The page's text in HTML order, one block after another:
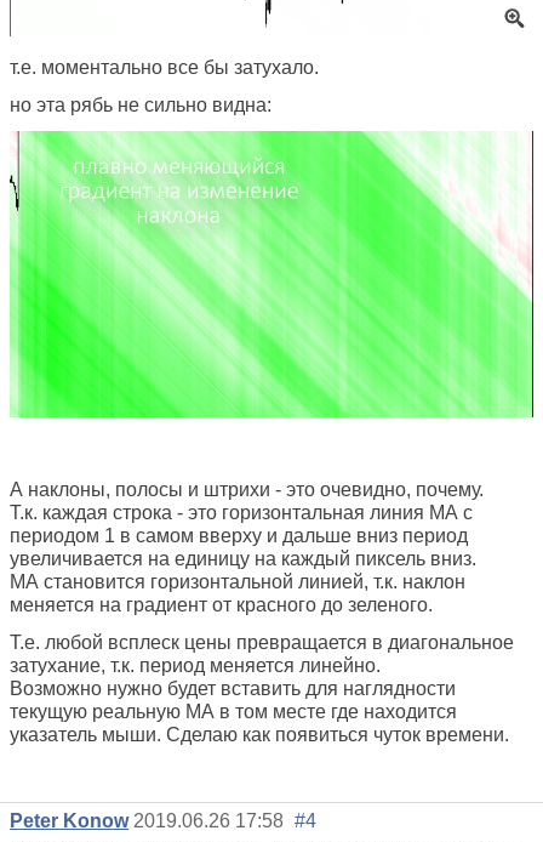
т.е. моментально все бы затухало.
но эта рябь не сильно видна:
А наклоны, полосы и штрихи - это очевидно, почему.
Т.к. каждая строка - это горизонтальная линия МА с
периодом 1 в самом вверху и дальше вниз период
увеличивается на единицу на каждый пиксель вниз.
МА становится горизонтальной линией, т.к. наклон
меняется на градиент от красного до зеленого.
Т.е. любой всплеск цены превращается в диагональное
затухание, т.к. период меняется линейно.
Возможно нужно будет вставить для наглядности
текущую реальную МА в том месте где находится
указатель мыши. Сделаю как появиться чуток времени.
Реter Konow 2019.06.26 17:58 #4